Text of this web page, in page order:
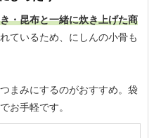
・昆布と一緒に炊き上げた商
ているため、にしんの小骨も
まみにするのがおすすめ。袋
お手軽です。